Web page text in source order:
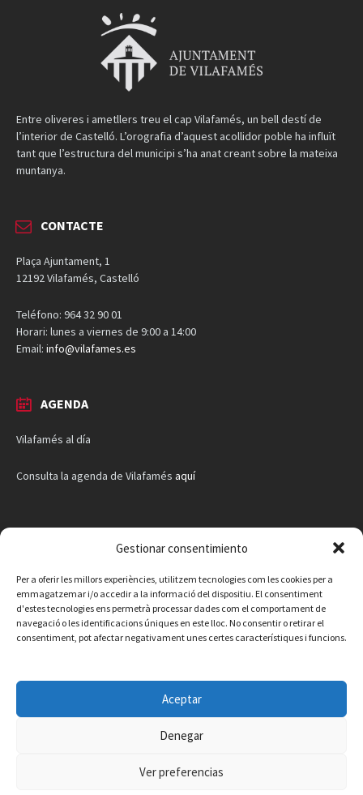
Gestionar consentimiento
Per a oferir les millors experiències, utilitzem tecnologies com les cookies per a
emmagatzemar i/o accedir a la informació del dispositiu. El consentiment
d'estes tecnologies ens permetrà processar dades com el comportament de
navegació o les identificacions úniques en este lloc. No consentir o retirar el
consentiment, pot afectar negativament unes certes característiques i funcions.
Aceptar
Denegar
Ver preferencias
Entre oliveres i ametllers treu el cap Vilafamés, un bell destí de
l’interior de Castelló. L’orografia d’aquest acollidor poble ha influït
tant que l’estructura del municipi s’ha anat creant sobre la mateixa
muntanya.
CONTACTE
Plaça Ajuntament, 1
12192 Vilafamés, Castelló
Teléfono: 964 32 90 01
Horari: lunes a viernes de 9:00 a 14:00
Email: info@vilafames.es
AGENDA
Vilafamés al día
Consulta la agenda de Vilafamés aquí